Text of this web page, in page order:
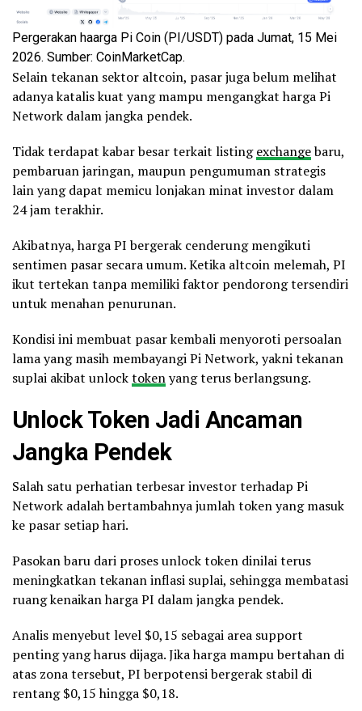
Pergerakan haarga Pi Coin (PI/USDT) pada Jumat, 15 Mei
2026. Sumber: CoinMarketCap.
Selain tekanan sektor altcoin, pasar juga belum melihat
adanya katalis kuat yang mampu mengangkat harga Pi
Network dalam jangka pendek.
Tidak terdapat kabar besar terkait listingexchangebaru,
pembaruan jaringan, maupun pengumuman strategis
lain yang dapat memicu lonjakan minat investor dalam
24 jam terakhir.
Akibatnya, harga PI bergerak cenderung mengikuti
sentimen pasar secara umum. Ketika altcoin melemah, PI
ikut tertekan tanpa memiliki faktor pendorong tersendiri
untuk menahan penurunan.
Kondisi ini membuat pasar kembali menyoroti persoalan
lama yang masih membayangi Pi Network, yakni tekanan
suplai akibat unlocktokenyang terus berlangsung.
Unlock Token Jadi Ancaman
Jangka Pendek
Salah satu perhatian terbesar investor terhadap Pi
Network adalah bertambahnya jumlah token yang masuk
ke pasar setiap hari.
Pasokan baru dari proses unlock token dinilai terus
meningkatkan tekanan inflasi suplai, sehingga membatasi
ruang kenaikan harga PI dalam jangka pendek.
Analis menyebut level $0,15 sebagai area support
penting yang harus dijaga. Jika harga mampu bertahan di
atas zona tersebut, PI berpotensi bergerak stabil di
rentang $0,15 hingga $0,18.